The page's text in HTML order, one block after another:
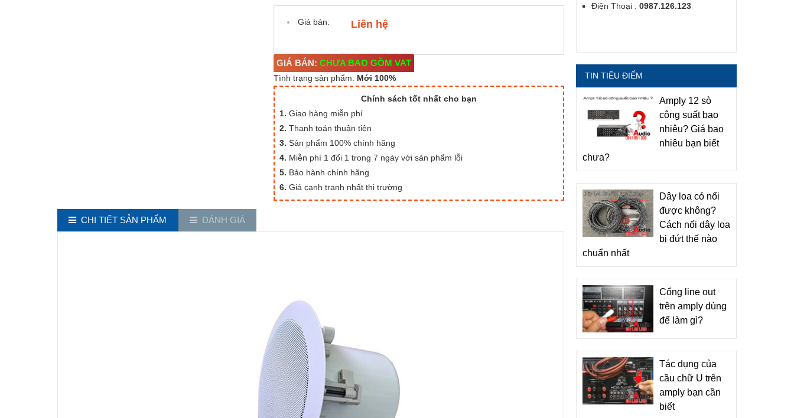
Giá bán: Liên hệ
GIÁ BÁN: CHƯA BAO GỒM VAT
Tình trạng sản phẩm: Mới 100%
Chính sách tốt nhất cho bạn
1. Giao hàng miễn phí
2. Thanh toán thuận tiện
3. Sản phẩm 100% chính hãng
4. Miễn phí 1 đổi 1 trong 7 ngày với sản phẩm lỗi
5. Bảo hành chính hãng
6. Giá cạnh tranh nhất thị trường
CHI TIẾT SẢN PHẨM ĐÁNH GIÁ
Điện Thoại : 0987.126.123
TIN TIÊU ĐIỂM
Amply 12 sò
công suất bao
nhiêu? Giá bao
nhiêu bạn biết
chưa?
Dây loa có nối
được không?
Cách nối dây loa
bị đứt thế nào
chuẩn nhất
Cổng line out
trên amply dùng
để làm gì?
Tác dụng của
cầu chữ U trên
amply bạn cần
biết